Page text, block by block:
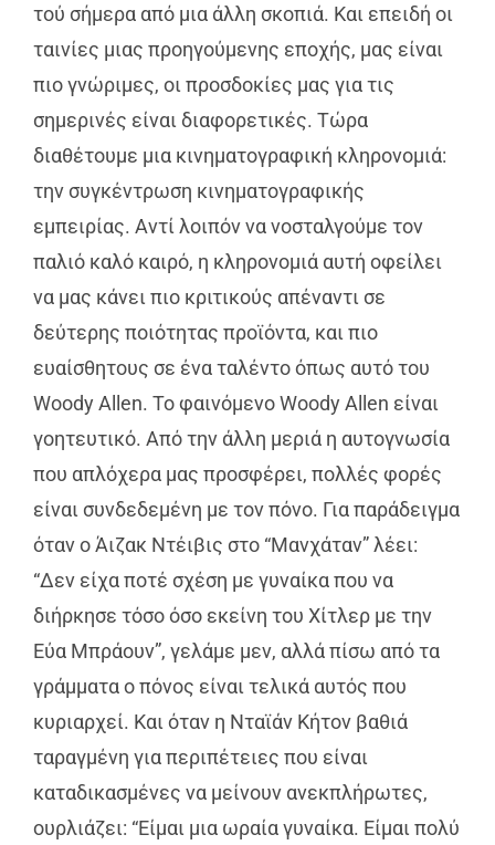
τού σήμερα από μια άλλη σκοπιά. Και επειδή οι
ταινίες μιας προηγούμενης εποχής, μας είναι
πιο γνώριμες, οι προσδοκίες μας για τις
σημερινές είναι διαφορετικές. Τώρα
διαθέτουμε μια κινηματογραφική κληρονομιά:
την συγκέντρωση κινηματογραφικής
εμπειρίας. Αντί λοιπόν να νοσταλγούμε τον
παλιό καλό καιρό, η κληρονομιά αυτή οφείλει
να μας κάνει πιο κριτικούς απέναντι σε
δεύτερης ποιότητας προϊόντα, και πιο
ευαίσθητους σε ένα ταλέντο όπως αυτό του
Woody Allen. Το φαινόμενο Woody Allen είναι
γοητευτικό. Από την άλλη μεριά η αυτογνωσία
που απλόχερα μας προσφέρει, πολλές φορές
είναι συνδεδεμένη με τον πόνο. Για παράδειγμα
όταν ο Άιζακ Ντέιβις στο “Μανχάταν” λέει:
“Δεν είχα ποτέ σχέση με γυναίκα που να
διήρκησε τόσο όσο εκείνη του Χίτλερ με την
Εύα Μπράουν”, γελάμε μεν, αλλά πίσω από τα
γράμματα ο πόνος είναι τελικά αυτός που
κυριαρχεί. Και όταν η Νταϊάν Κήτον βαθιά
ταραγμένη για περιπέτειες που είναι
καταδικασμένες να μείνουν ανεκπλήρωτες,
ουρλιάζει: “Είμαι μια ωραία γυναίκα. Είμαι πολύ